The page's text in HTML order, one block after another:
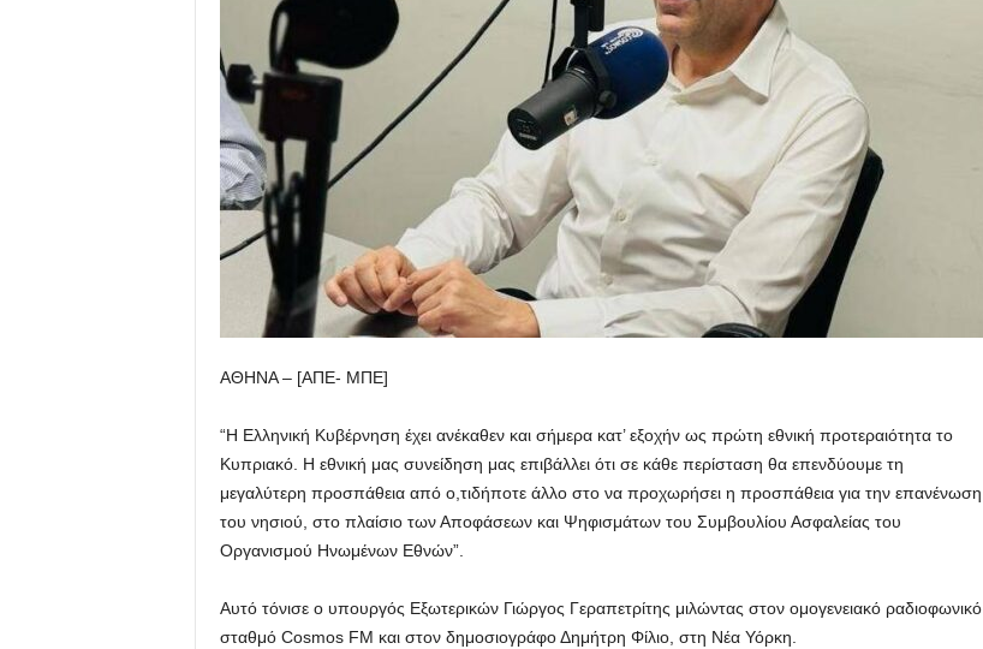
ΑΘΗΝΑ – [ΑΠΕ- ΜΠΕ]
“H Ελληνική Κυβέρνηση έχει ανέκαθεν και σήμερα κατ’ εξοχήν ως πρώτη εθνική προτεραιότητα το
Κυπριακό. Η εθνική μας συνείδηση μας επιβάλλει ότι σε κάθε περίσταση θα επενδύουμε τη
μεγαλύτερη προσπάθεια από ο,τιδήποτε άλλο στο να προχωρήσει η προσπάθεια για την επανένωση
του νησιού, στο πλαίσιο των Αποφάσεων και Ψηφισμάτων του Συμβουλίου Ασφαλείας του
Οργανισμού Ηνωμένων Εθνών”.
Αυτό τόνισε ο υπουργός Εξωτερικών Γιώργος Γεραπετρίτης μιλώντας στον ομογενειακό ραδιοφωνικό
σταθμό Cosmos FM και στον δημοσιογράφο Δημήτρη Φίλιο, στη Νέα Υόρκη.